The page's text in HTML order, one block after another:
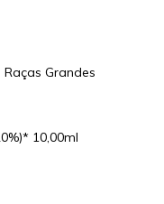
Grandes
10,00ml